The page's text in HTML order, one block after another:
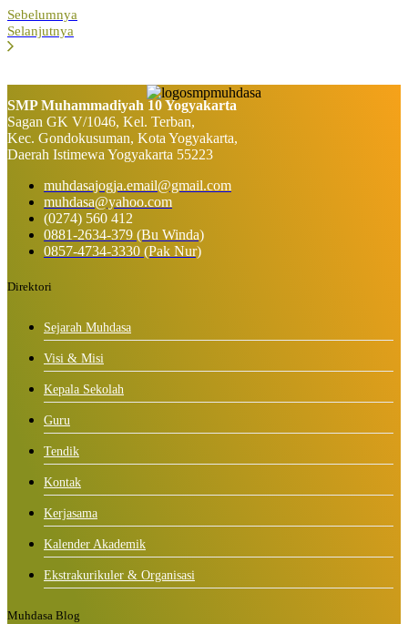
Sebelumnya
Selanjutnya
SMP Muhammadiyah 10 Yogyakarta
Sagan GK V/1046, Kel. Terban,
Kec. Gondokusuman, Kota Yogyakarta,
Daerah Istimewa Yogyakarta 55223
muhdasajogja.email@gmail.com
muhdasa@yahoo.com
(0274) 560 412
0881-2634-379 (Bu Winda)
0857-4734-3330 (Pak Nur)
Direktori
Sejarah Muhdasa
Visi & Misi
Kepala Sekolah
Guru
Tendik
Kontak
Kerjasama
Kalender Akademik
Ekstrakurikuler & Organisasi
Muhdasa Blog